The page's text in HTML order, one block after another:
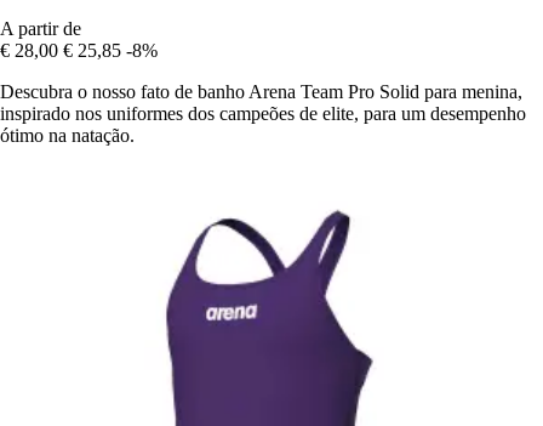
A partir de
€ 28,00 € 25,85 -8%
Descubra o nosso fato de banho Arena Team Pro Solid para menina,
inspirado nos uniformes dos campeões de elite, para um desempenho
ótimo na natação.